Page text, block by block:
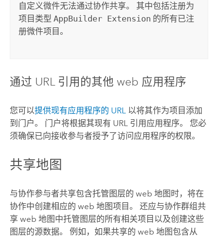
自定义微件无法通过协作共享。 其中包括注册为
项目类型AppBuilder Extension 的所有已注
册微件项目。
通过 URL 引用的其他 web 应用程序
您可以提供现有应用程序的 URL以将其作为项目添加
到门户。 门户将根据其现有 URL 引用应用程序。 您必
须确保已向接收参与者授予了访问应用程序的权限。
共享地图
与协作参与者共享包含托管图层的 web 地图时，将在
协作中创建相应的 web 地图项目。 还应与协作群组共
享 web 地图中托管图层的所有相关项目以及创建这些
图层的源数据。 例如，如果共享的 web 地图包含从